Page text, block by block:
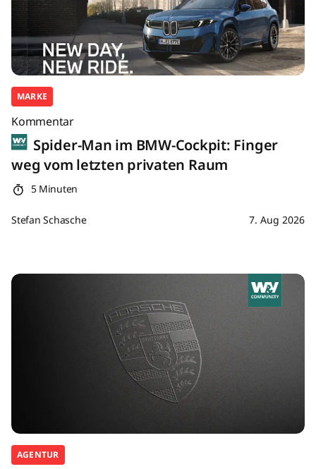
MARKE
Kommentar
Spider-Man im BMW-Cockpit: Finger
weg vom letzten privaten Raum
5 Minuten
Stefan Schasche 7. Aug 2026
AGENTUR